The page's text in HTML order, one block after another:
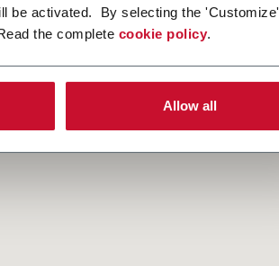
be activated. By selecting the 'Customize'
the complete cookie policy.
Allow all